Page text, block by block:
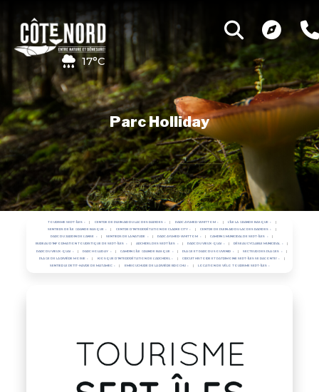
17°C
Parc Holliday
TOURISME SEPT-ÎLES CENTRE DE PLEIN AIR DU LAC DES RAPIDES PARC AYLMER-WHITTOM L'ÎLE LA GRANDE BASQUE
SENTIERS DE ÎLE GRANDE BASQUE CENTRE D'INTERPRÉTATION DE CLARKE CITY CENTRE DE PLEIN AIR DU LAC DES RAPIDES
PARC DU JARDIN DE L'ANSE SENTIERS DE LA NATURE PARC AYLMER-WHITTOM CAMPING MUNICIPAL DE SEPT-ÎLES
BUREAU D'INFORMATION TOURISTIQUE DE SEPT-ÎLES ARCHIPEL DES SEPT ÎLES PARC DU VIEUX-QUAI RÉSEAU CYCLABLE MUNICIPAL
PARC DU VIEUX-QUAI PARC HOLLIDAY CAMPING ÎLE GRANDE BASQUE PLAGE ET PARC DU SOUVENIR SECTEUR DES PLAGES
PLAGE DE LA RIVIÈRE MOISIE KIOSQUE D'INTERPRÉTATION DE L'ARCHIPEL CIRCUIT HISTOIRE ET PATRIMOINE SEPT-ÎLES SE RACONTE!
SENTIER LE PETIT-HAVRE DE MATAMEC EMBOUCHURE DE LA RIVIÈRE BROCHU LOCATION DE VÉLO TOURISME SEPT-ÎLES